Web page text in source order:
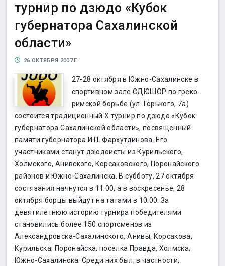
турнир по дзюдо «Кубок
губернатора Сахалинской
области»
26 ОКТЯБРЯ 2007 Г.
27-28 октября в Южно-Сахалинске в
спортивном зале СДЮШОР по греко-
римской борьбе (ул. Горького, 7а)
состоится традиционный X турнир по дзюдо «Кубок
губернатора Сахалинской области», посвященный
памяти губернатора И.П. Фархутдинова. Его
участниками станут дзюдоисты из Курильского,
Холмского, Анивского, Корсаковского, Поронайского
районов и Южно-Сахалинска. В субботу, 27 октября
состязания начнутся в 11.00, а в воскресенье, 28
октября борцы выйдут на татами в 10.00. За
девятилетнюю историю турнира победителями
становились более 150 спортсменов из
Александровска-Сахалинского, Анивы, Корсакова,
Курильска, Поронайска, поселка Правда, Холмска,
Южно-Сахалинска. Среди них был, в частности,